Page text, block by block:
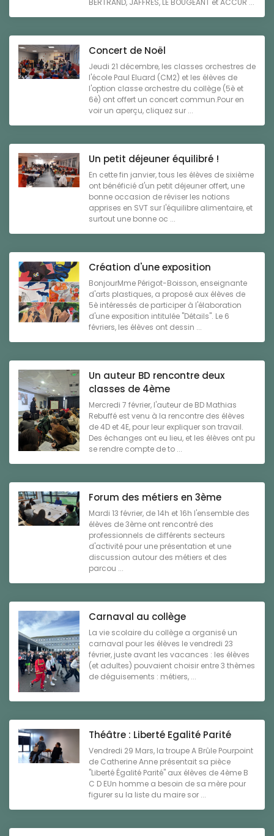
Concert de Noël
Jeudi 21 décembre, les classes orchestres de
l'école Paul Eluard (CM2) et les élèves de
l'option classe orchestre du collège (5è et
6è) ont offert un concert commun.Pour en
voir un aperçu, cliquez sur ...
Un petit déjeuner équilibré !
En cette fin janvier, tous les élèves de sixième
ont bénéficié d'un petit déjeuner offert, une
bonne occasion de réviser les notions
apprises en SVT sur l'équilibre alimentaire, et
surtout une bonne oc ...
Création d'une exposition
BonjourMme Périgot-Boisson, enseignante
d'arts plastiques, a proposé aux élèves de
5è intéressés de participer à l'élaboration
d'une exposition intitulée "Détails". Le 6
févriers, les élèves ont dessin ...
Un auteur BD rencontre deux
classes de 4ème
Mercredi 7 février, l'auteur de BD Mathias
Rebuffé est venu à la rencontre des élèves
de 4D et 4E, pour leur expliquer son travail.
Des échanges ont eu lieu, et les élèves ont pu
se rendre compte de to ...
Forum des métiers en 3ème
Mardi 13 février, de 14h et 16h l'ensemble des
élèves de 3ème ont rencontré des
professionnels de différents secteurs
d'activité pour une présentation et une
discussion autour des métiers et des
parcou ...
Carnaval au collège
La vie scolaire du collège a organisé un
carnaval pour les élèves le vendredi 23
février, juste avant les vacances : les élèves
(et adultes) pouvaient choisir entre 3 thèmes
de déguisements : métiers, ...
Théâtre : Liberté Egalité Parité
Vendredi 29 Mars, la troupe A Brûle Pourpoint
de Catherine Anne présentait sa pièce
"Liberté Égalité Parité" aux élèves de 4ème B
C D EUn homme a besoin de sa mère pour
figurer su la liste du maire sor ...